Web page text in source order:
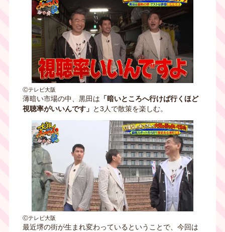
Ⓒテレビ大阪
薄暗い市場の中、黒田は 「暗いところへ行けば行くほど
視聴率がいいんです」 と3人で散策を楽しむ。
Ⓒテレビ大阪
最近堺の街が生まれ変わっているということで、今回は